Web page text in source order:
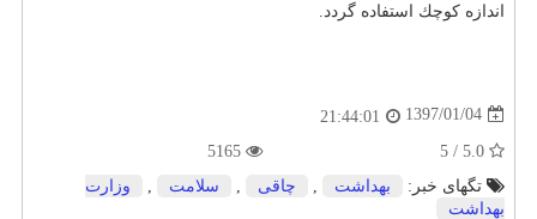
اندازه كوچك استفاده گردد.
1397/01/04
21:44:01
تگهای خبر:
بهداشت چاقی سلامت
وزارت
بهداشت